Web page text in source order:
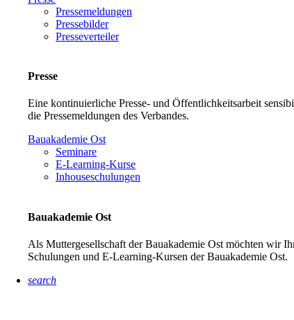
Pressemeldungen
Pressebilder
Presseverteiler
Presse
Eine kontinuierliche Presse- und Öffentlichkeitsarbeit
die Pressemeldungen des Verbandes.
Bauakademie Ost
Seminare
E-Learning-Kurse
Inhouseschulungen
Bauakademie Ost
Als Muttergesellschaft der Bauakademie Ost möchten wir
Schulungen und E-Learning-Kursen der Bauakademie Ost.
search